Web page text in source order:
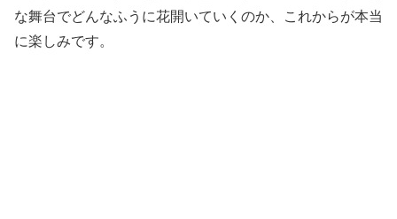
な舞台でどんなふうに花開いていくのか、これからが本当
に楽しみです。